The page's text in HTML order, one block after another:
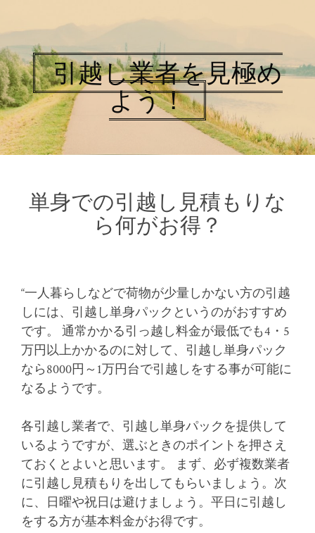
引越し業者を見極め
よう！
単身での引越し見積もりな
ら何がお得？
“一人暮らしなどで荷物が少量しかない方の引越
しには、引越し単身パックというのがおすすめ
です。 通常かかる引っ越し料金が最低でも4・5
万円以上かかるのに対して、引越し単身パック
なら8000円～1万円台で引越しをする事が可能に
なるようです。
各引越し業者で、引越し単身パックを提供して
いるようですが、選ぶときのポイントを押さえ
ておくとよいと思います。 まず、必ず複数業者
に引越し見積もりを出してもらいましょう。次
に、日曜や祝日は避けましょう。平日に引越し
をする方が基本料金がお得です。